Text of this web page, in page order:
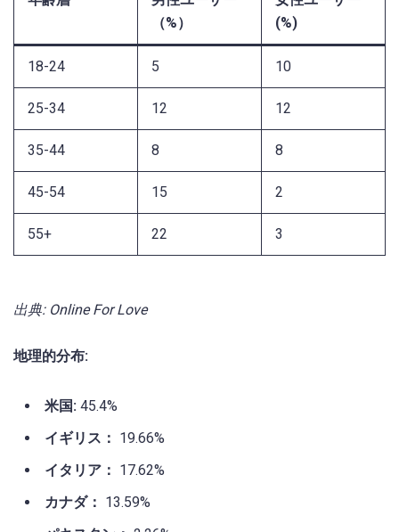
（%）
(%)
18-24 5 10
25-34 12 12
35-44 8 8
45-54 15 2
55+ 22 3
出典: Online For Love
地理的分布:
米国: 45.4%
イギリス： 19.66%
イタリア： 17.62%
カナダ： 13.59%